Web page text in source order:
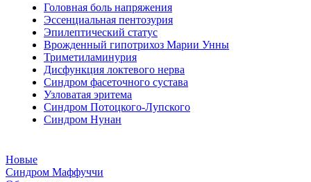
Головная боль напряжения
Эссенциальная пентозурия
Эпилептический статус
Врожденный гипотрихоз Марии Унны
Триметиламинурия
Дисфункция локтевого нерва
Синдром фасеточного сустава
Узловатая эритема
Синдром Потоцкого-Лупского
Синдром Нунан
Новые
Синдром Маффуччи